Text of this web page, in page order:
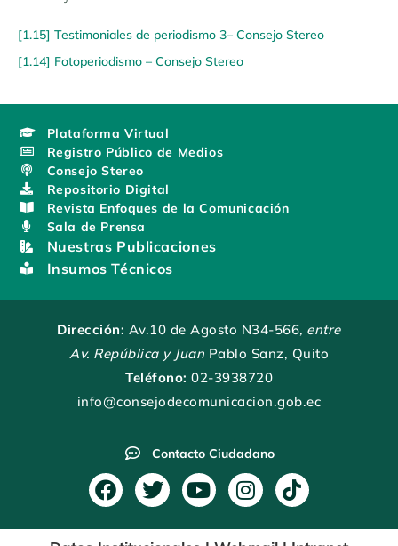
[1.15] Testimoniales de periodismo 3– Consejo Stereo
[1.14] Fotoperiodismo – Consejo Stereo
Plataforma Virtual
Registro Público de Medios
Consejo Stereo
Repositorio Digital
Revista Enfoques de la Comunicación
Sala de Prensa
Nuestras Publicaciones
Insumos Técnicos
Dirección: Av.10 de Agosto N34-566, entre
Av. República y Juan Pablo Sanz, Quito
Teléfono: 02-3938720
info@consejodecomunicacion.gob.ec
Contacto Ciudadano
F
a
c
T
w
i
Y
o
u
I
n
s
T
i
k